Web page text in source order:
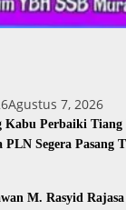
Agustus 7, 2026
Kabu Perbaiki
Segera Pasang
M. Rasyid